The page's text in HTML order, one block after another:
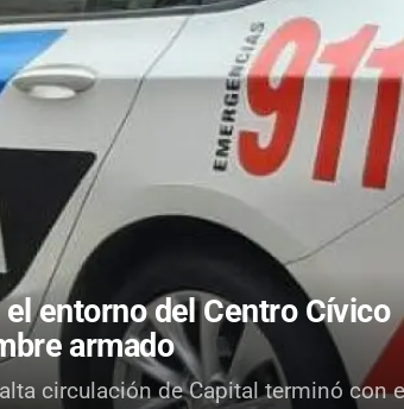
entorno del Centro Cívico
armado
circulación de Capital terminó con